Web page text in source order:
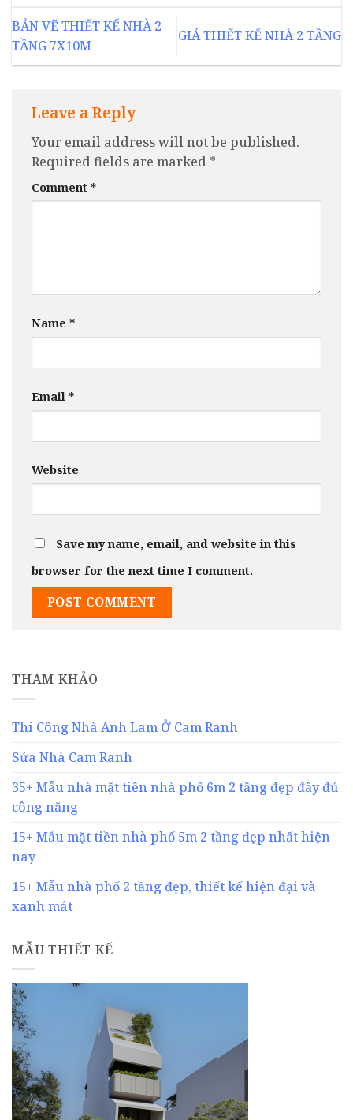
BẢN VẼ THIẾT KẾ NHÀ 2
TẦNG 7X10M
GIÁ THIẾT KẾ NHÀ 2 TẦNG
Leave a Reply
Your email address will not be published.
Required fields are marked *
Comment *
Name *
Email *
Website
Save my name, email, and website in this
browser for the next time I comment.
THAM KHẢO
Thi Công Nhà Anh Lam Ở Cam Ranh
Sửa Nhà Cam Ranh
35+ Mẫu nhà mặt tiền nhà phố 6m 2 tầng đẹp đầy đủ
công năng
15+ Mẫu mặt tiền nhà phố 5m 2 tầng đẹp nhất hiện
nay
15+ Mẫu nhà phố 2 tầng đẹp, thiết kế hiện đại và
xanh mát
MẪU THIẾT KẾ